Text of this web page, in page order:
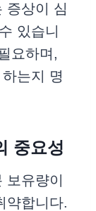
증상이 심
있습니
요하며,
는지 명
중요성
유량이
약합니다.